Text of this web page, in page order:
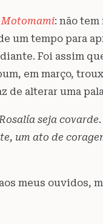
Motomami: não
um tempo para
Foi assim
em março,
de alterar uma
seja
um ato de
meus ouvidos,